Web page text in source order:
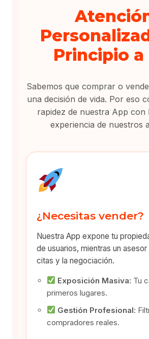
Principio a
Sabemos que comprar o
una decisión de vida. Por eso
rapidez de nuestra App con
experiencia de nuestros
¿Necesitas vender?
Nuestra App expone tu
de usuarios, mientras un
citas y la negociación.
Exposición Masiva: Tu
primeros lugares.
Gestión Profesional:
compradores reales.